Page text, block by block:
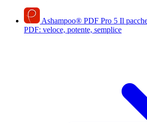
Ashampoo® PDF Pro 5 Il
PDF: veloce, potente, semplice